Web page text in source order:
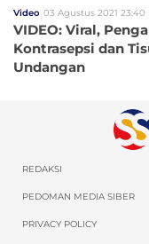
Video 03 Agustus 2021 23:40
VIDEO: Viral,
Kontrasepsi dan
Undangan
REDAKSI
PEDOMAN MEDIA SIBER
PRIVACY POLICY